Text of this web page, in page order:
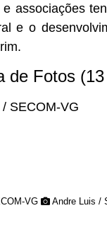
e associações
e o
de Fotos
VG Andre Luis /